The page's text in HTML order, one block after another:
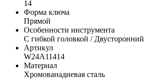
14
Форма ключа
Прямой
Особенности инструмента
С гибкой головкой / Двусторонний
Артикул
W24A11414
Материал
Хромованадиевая сталь